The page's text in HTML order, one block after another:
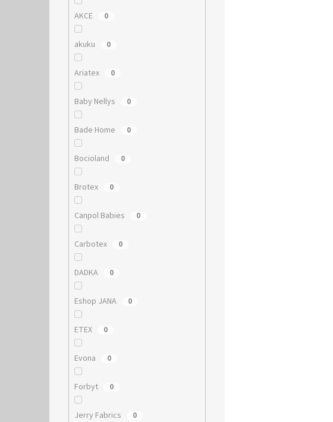
AKCE 0
akuku 0
Ariatex 0
Baby Nellys 0
Bade Home 0
Bocioland 0
Brotex 0
Canpol Babies 0
Carbotex 0
DADKA 0
Eshop JANA 0
ETEX 0
Evona 0
Forbyt 0
Jerry Fabrics 0